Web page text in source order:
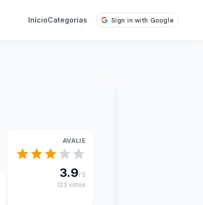
InícioCategorias
AVALIE
3.9/ 5
123 votos